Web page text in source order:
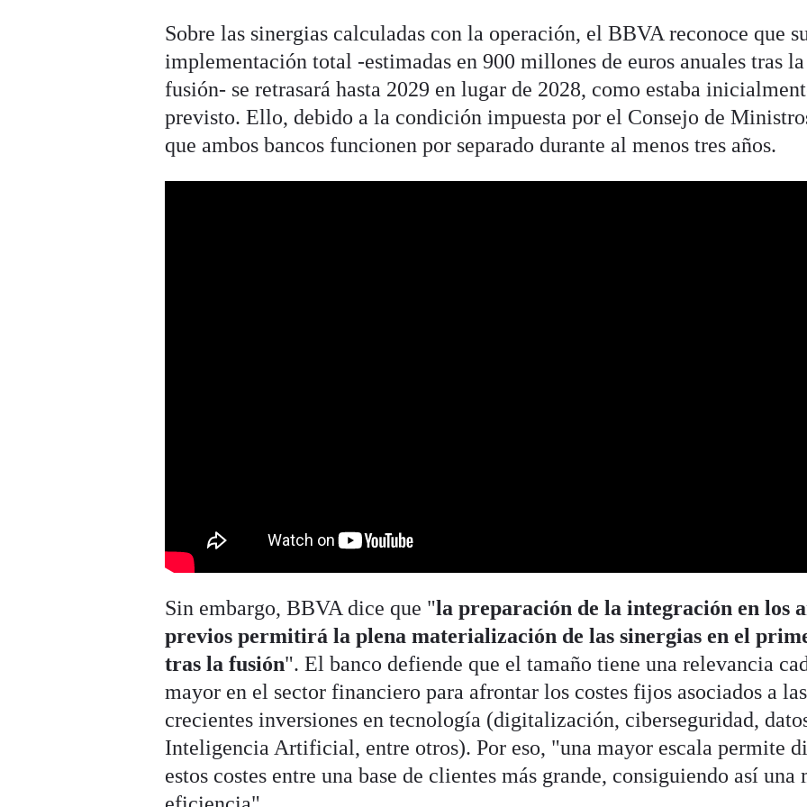
Sobre las sinergias calculadas con la operación, el BBVA reconoce que
implementación total -estimadas en 900 millones de euros anuales tras la
fusión- se retrasará hasta 2029 en lugar de 2028, como estaba
previsto. Ello, debido a la condición impuesta por el Consejo de
que ambos bancos funcionen por separado durante al menos tres años.
Sin embargo, BBVA dice que "la preparación de la integración en los
previos permitirá la plena materialización de las sinergias en el
tras la fusión". El banco defiende que el tamaño tiene una relevancia
mayor en el sector financiero para afrontar los costes fijos asociados a las
crecientes inversiones en tecnología (digitalización, ciberseguridad,
Inteligencia Artificial, entre otros). Por eso, "una mayor escala permite
estos costes entre una base de clientes más grande, consiguiendo así una